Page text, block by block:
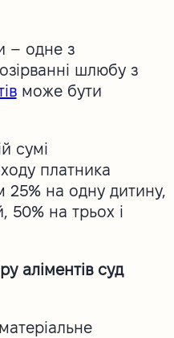
– одне з
шлюбу з
може бути
сумі
платника
25% на одну дитину,
50% на трьох і
аліментів суд